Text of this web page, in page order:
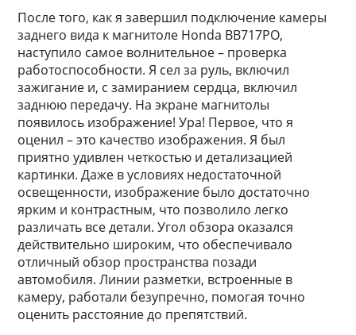
После того, как я завершил подключение камеры
заднего вида к магнитоле Honda BB717PO,
наступило самое волнительное – проверка
работоспособности. Я сел за руль, включил
зажигание и, с замиранием сердца, включил
заднюю передачу. На экране магнитолы
появилось изображение! Ура! Первое, что я
оценил – это качество изображения. Я был
приятно удивлен четкостью и детализацией
картинки. Даже в условиях недостаточной
освещенности, изображение было достаточно
ярким и контрастным, что позволило легко
различать все детали. Угол обзора оказался
действительно широким, что обеспечивало
отличный обзор пространства позади
автомобиля. Линии разметки, встроенные в
камеру, работали безупречно, помогая точно
оценить расстояние до препятствий.